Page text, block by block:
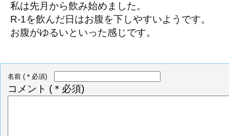
私は先月から飲み始めました。
R-1を飲んだ日はお腹を下しやすいようです。
お腹がゆるいといった感じです。
名前 (＊必須)
コメント (＊必須)